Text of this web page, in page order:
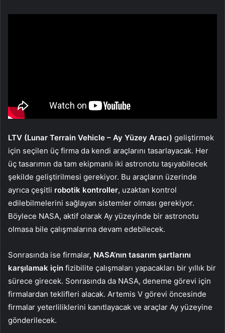
LTV (Lunar Terrain Vehicle – Ay Yüzey Aracı) geliştirmek
için seçilen üç firma da kendi araçlarını tasarlayacak. Her
üç tasarımın da tam ekipmanlı iki astronotu taşıyabilecek
şekilde geliştirilmesi gerekiyor. Bu araçların üzerinde
ayrıca çeşitli robotik kontroller, uzaktan kontrol
edilebilmelerini sağlayan sistemler olması gerekiyor.
Böylece NASA, aktif olarak Ay yüzeyinde bir astronotu
olmasa bile çalışmalarına devam edebilecek.
Sonrasında ise firmalar, NASA’nın tasarım şartlarını
karşılamak için fizibilite çalışmaları yapacakları bir yıllık bir
sürece girecek. Sonrasında da NASA, deneme görevi için
firmalardan teklifleri alacak. Artemis V görevi öncesinde
firmalar yeterliliklerini kanıtlayacak ve araçlar Ay yüzeyine
gönderilecek.